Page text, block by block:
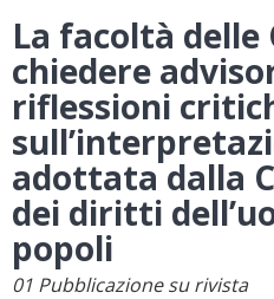
La facoltà delle
chiedere
riflessioni
adottata dalla
dei diritti
popoli
01 Pubblicazione su rivista